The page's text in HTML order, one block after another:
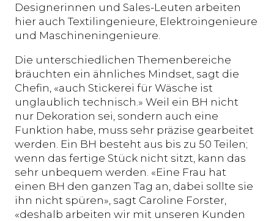
Designerinnen und Sales-Leuten arbeiten
hier auch Textilingenieure, Elektroingenieure
und Maschineningenieure.
Die unterschiedlichen Themenbereiche
bräuchten ein ähnliches Mindset, sagt die
Chefin, «auch Stickerei für Wäsche ist
unglaublich technisch.» Weil ein BH nicht
nur Dekoration sei, sondern auch eine
Funktion habe, muss sehr präzise gearbeitet
werden. Ein BH besteht aus bis zu 50 Teilen;
wenn das fertige Stück nicht sitzt, kann das
sehr unbequem werden. «Eine Frau hat
einen BH den ganzen Tag an, dabei sollte sie
ihn nicht spüren», sagt Caroline Forster,
«deshalb arbeiten wir mit unseren Kunden